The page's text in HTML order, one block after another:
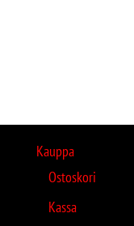
Kauppa
Ostoskori
Kassa